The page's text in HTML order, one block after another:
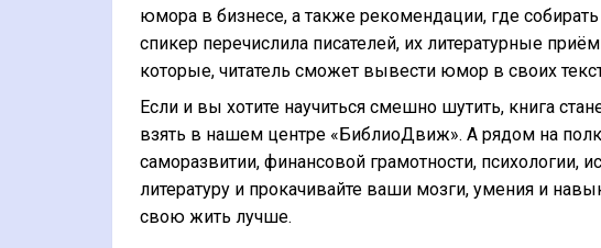
юмора в бизнесе, а также рекомендации, где
спикер перечислила писателей, их литературные
которые, читатель сможет вывести юмор в своих
Если и вы хотите научиться смешно шутить, книга
взять в нашем центре «БиблиоДвиж». А рядом на
саморазвитии, финансовой грамотности, психологии,
литературу и прокачивайте ваши мозги, умения и
свою жить лучше.